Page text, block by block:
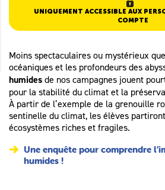
UNIQUEMENT ACCESSIBLE AUX
COMPTE
Moins spectaculaires ou mystérieux
océaniques et les profondeurs des
humides de nos campagnes jouent
pour la stabilité du climat et la
À partir de l’exemple de la grenouille
sentinelle du climat, les élèves
écosystèmes riches et fragiles.
Une enquête pour comprendre
humides !